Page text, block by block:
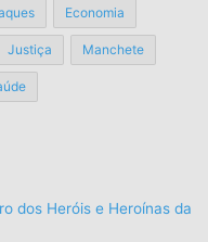
Economia
Justiça Manchete
dos Heróis e Heroínas da